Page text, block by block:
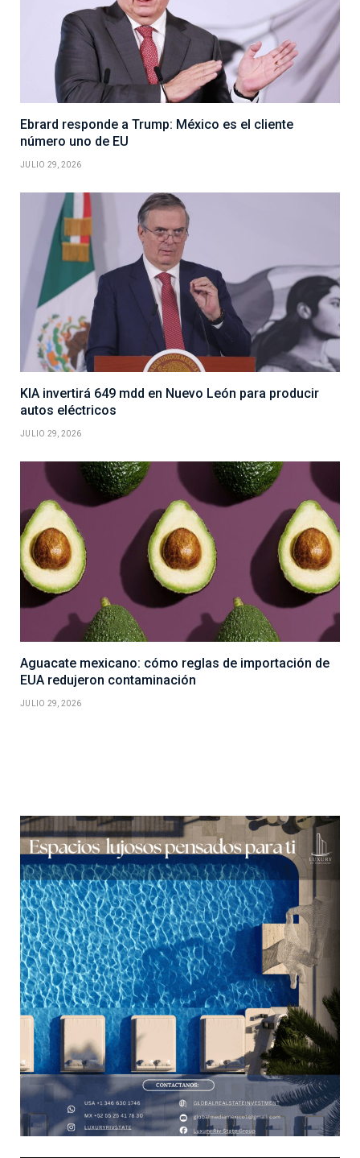
Ebrard responde a Trump: México es el cliente
número uno de EU
JULIO 29, 2026
KIA invertirá 649 mdd en Nuevo León para producir
autos eléctricos
JULIO 29, 2026
Aguacate mexicano: cómo reglas de importación de
EUA redujeron contaminación
JULIO 29, 2026